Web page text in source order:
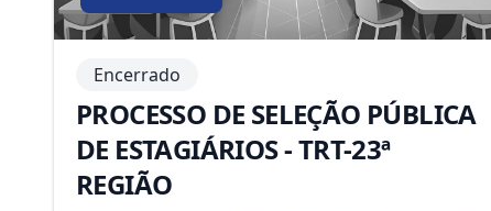
Encerrado
PROCESSO DE SELEÇÃO PÚBLICA
DE ESTAGIÁRIOS - TRT-23ª
REGIÃO